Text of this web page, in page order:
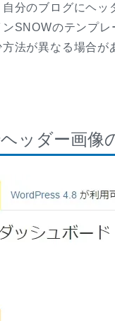
分のブログにヘッ
SNOWのテンプ
法が異なる場合
ッダー画像